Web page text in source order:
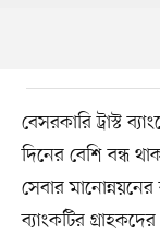
বেসরকারি ট্রাস্ট
দিনের বেশি বন্ধ
সেবার
ব্যাংকটির